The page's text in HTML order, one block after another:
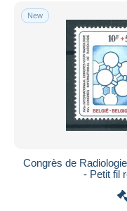
Free shipping
Payment methods
PayPal
Bank
Visa
Maestro
New
Congrès de
- Petit fil